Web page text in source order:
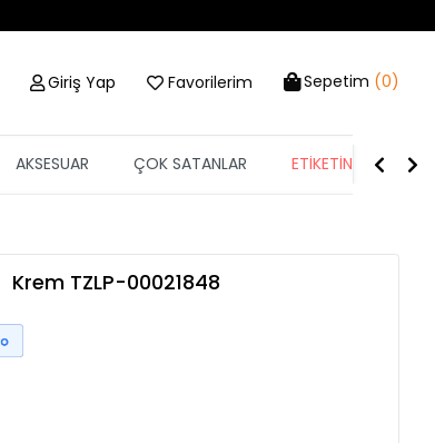
Giriş Yap Favorilerim Sepetim (0)
AKSESUAR ÇOK SATANLAR ETİKETİN YARISI
Krem TZLP-00021848